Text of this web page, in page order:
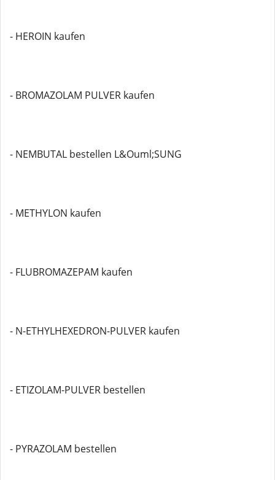
- HEROIN kaufen
- BROMAZOLAM PULVER kaufen
- NEMBUTAL bestellen L&Ouml;SUNG
- METHYLON kaufen
- FLUBROMAZEPAM kaufen
- N-ETHYLHEXEDRON-PULVER kaufen
- ETIZOLAM-PULVER bestellen
- PYRAZOLAM bestellen